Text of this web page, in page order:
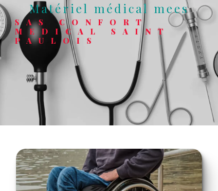
matériel médical mees
SAS CONFORT
MEDICAL SAINT
PAULOIS